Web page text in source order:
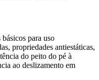
para uso
propriedades antiestáticas,
do peito do pé à
ao deslizamento em